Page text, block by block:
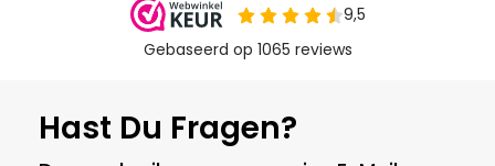
Hast Du Fragen?